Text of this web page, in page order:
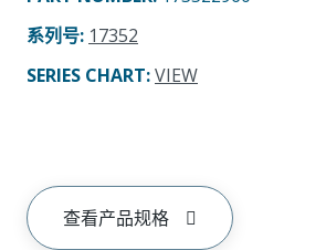
系列号: 17352
SERIES CHART:VIEW
查看产品规格